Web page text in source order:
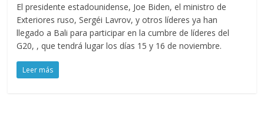
El presidente estadounidense, Joe Biden, el ministro de
Exteriores ruso, Sergéi Lavrov, y otros líderes ya han
llegado a Bali para participar en la cumbre de líderes del
G20, , que tendrá lugar los días 15 y 16 de noviembre.
Leer más